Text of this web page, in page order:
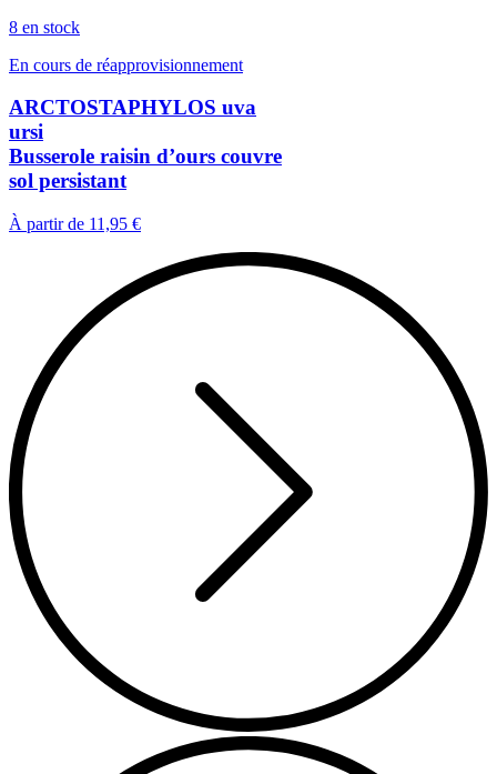
8 en stock
En cours de réapprovisionnement
ARCTOSTAPHYLOS uva
ursi
Busserole raisin d’ours couvre
sol persistant
À partir de 11,95 €